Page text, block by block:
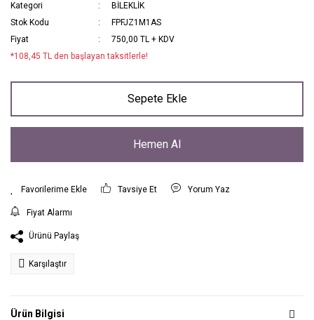
Kategori
BİLEKLİK
Stok Kodu
FPFJZ1M1AS
Fiyat
750,00 TL + KDV
*108,45 TL den başlayan taksitlerle!
Sepete Ekle
Hemen Al
Tavsiye Et Yorum Yaz
Fiyat Alarmı
Ürünü Paylaş
Karşılaştır
Ürün Bilgisi